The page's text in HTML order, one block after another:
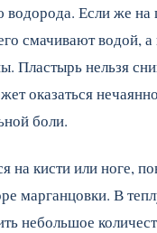
водорода. Если же на
смачивают водой,
Пластырь нельзя
оказаться
боли.
на кисти или ноге,
марганцовки. В
небольшое